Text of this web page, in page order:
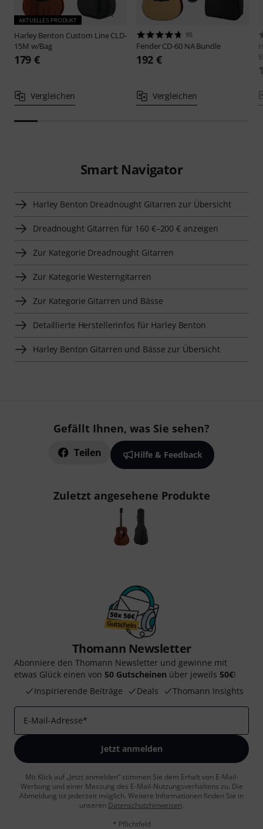
AKTUELLES PRODUKT
Harley Benton Custom Line CLD-
15M w/Bag
179 €
Vergleichen
95
FenderCD-60 NA Bundle
192 €
Vergleichen
Smart Navigator
Harley Benton Dreadnought Gitarren zur Übersicht
Dreadnought Gitarren für 160 €–200 € anzeigen
Zur Kategorie Dreadnought Gitarren
Zur Kategorie Westerngitarren
Zur Kategorie Gitarren und Bässe
Detaillierte Herstellerinfos für Harley Benton
Harley Benton Gitarren und Bässe zur Übersicht
Gefällt Ihnen, was Sie sehen?
Teilen Hilfe & Feedback
Zuletzt angesehene Produkte
Thomann Newsletter
Abonniere den Thomann Newsletter und gewinne mit
etwas Glück einen von 50 Gutscheinen über jeweils 50€!
Inspirierende Beiträge
Deals Thomann Insights
E-Mail-Adresse*
Jetzt anmelden
Mit Klick auf „Jetzt anmelden“ stimmen Sie dem Erhalt von E-Mail-
Werbung und einer Messung des E-Mail-Nutzungsverhaltens zu. Die
Abmeldung ist jederzeit möglich. Weitere Informationen finden Sie in
unseren Datenschutzhinweisen.
* Pflichtfeld